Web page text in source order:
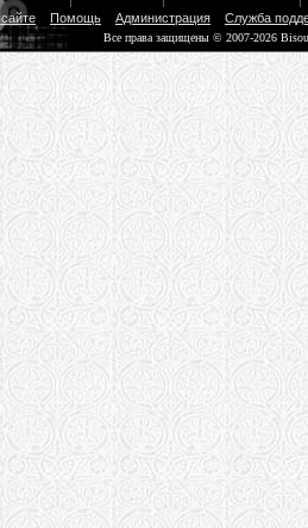
Помощь Администрация Служба
Все права защищены © 2007-2026